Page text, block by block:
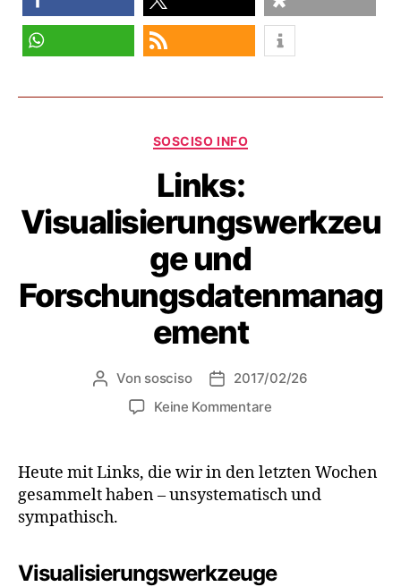
teilen teilen teilen
Kategorien
SOSCISO INFO
Links:
Visualisierungswerkzeu
ge und
Forschungsdatenmanag
ement
Beitragsautor
Von sosciso Veröffentlichungsdatum
2017/02/26
Keine Kommentarezu
und
Heute mit Links, die wir in den letzten Wochen
gesammelt haben – unsystematisch und
sympathisch.
Visualisierungswerkzeuge